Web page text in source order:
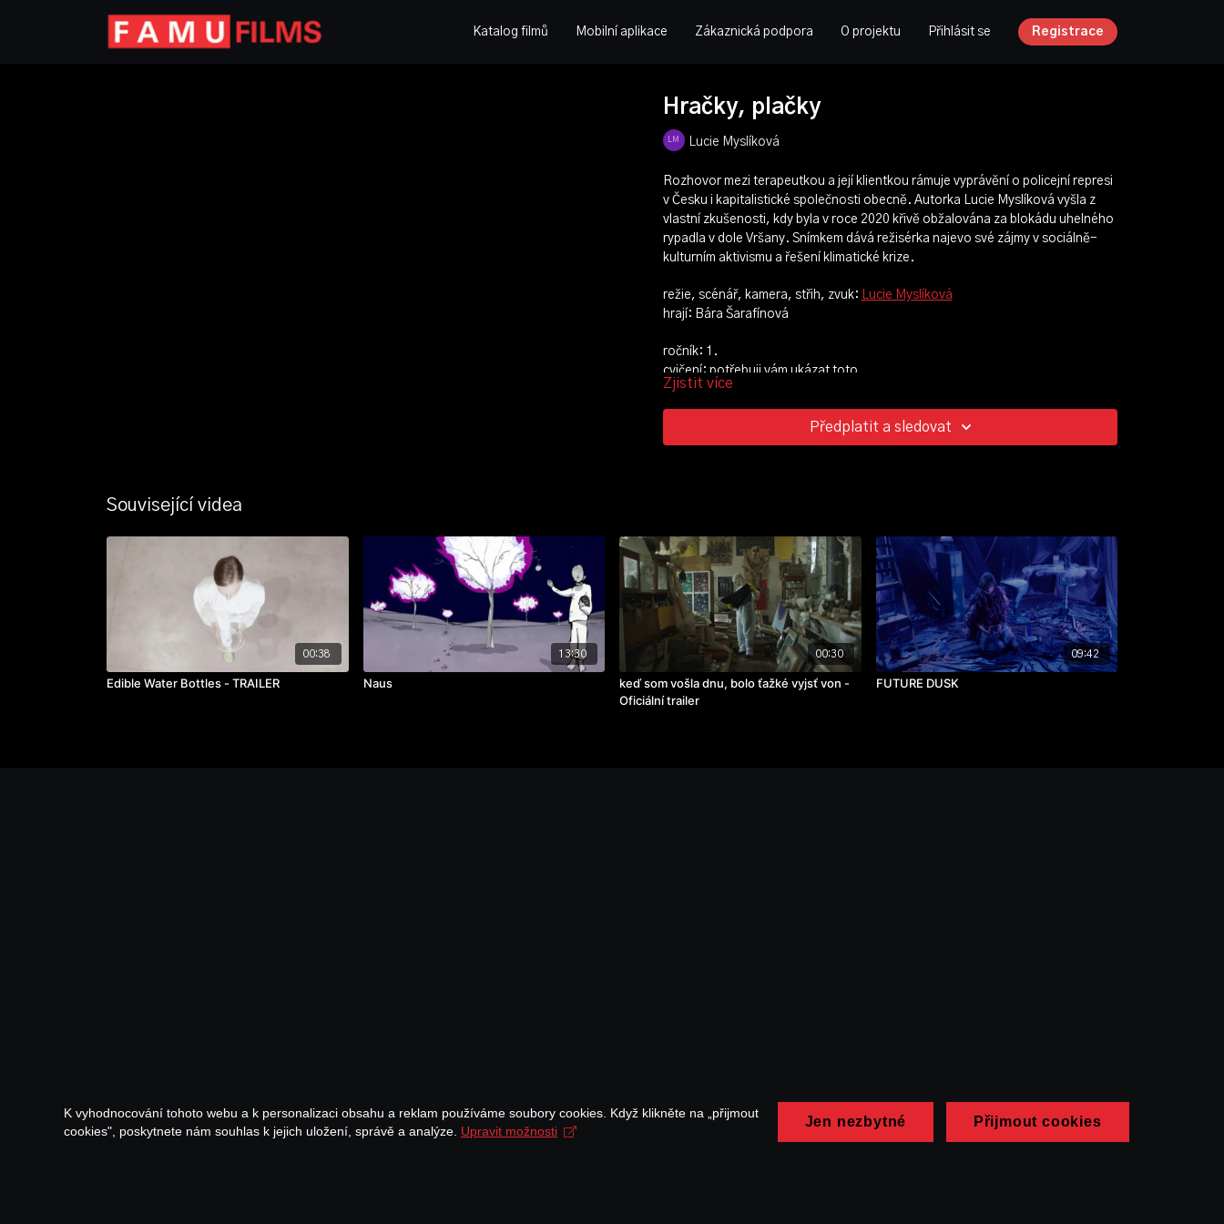
Katalog filmů Mobilní aplikace Zákaznická podpora O projektu Přihlásit se Registrace
Hračky, plačky
Lucie Myslíková
Rozhovor mezi terapeutkou a její klientkou rámuje vyprávění o policejní represi
v Česku i kapitalistické společnosti obecně. Autorka Lucie Myslíková vyšla z
vlastní zkušenosti, kdy byla v roce 2020 křivě obžalována za blokádu uhelného
rypadla v dole Vršany. Snímkem dává režisérka najevo své zájmy v sociálně-
kulturním aktivismu a řešení klimatické krize.
režie, scénář, kamera, střih, zvuk: Lucie Myslíková
hrají: Bára Šarafínová
ročník: 1.
cvičení: potřebuji vám ukázat toto
rok výroby: 2021
Zjistit více
Předplatit a sledovat
Související videa
00:38
Edible Water Bottles - TRAILER
13:30
Naus
00:30
keď som vošla dnu, bolo ťažké vyjsť von -
Oficiální trailer
09:42
FUTURE DUSK
K vyhodnocování tohoto webu a k personalizaci obsahu a reklam používáme soubory cookies. Když klikněte na „přijmout
cookies", poskytnete nám souhlas k jejich uložení, správě a analýze. Upravit možnosti
Jen nezbytné Přijmout cookies